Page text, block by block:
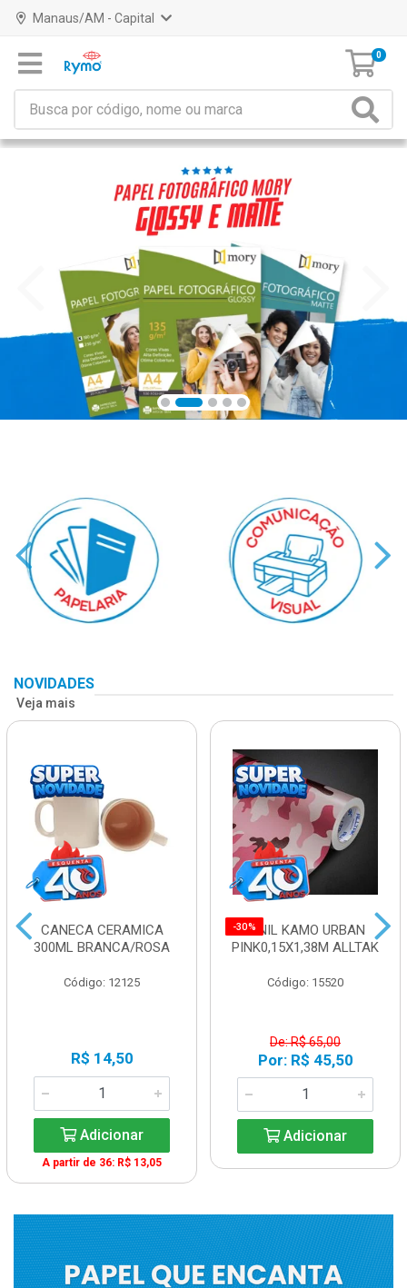
Manaus/AM - Capital
0
NOVIDADES
Veja mais
CANECA CERAMICA
300ML BRANCA/ROSA
Código: 12125
R$ 14,50
Adicionar
A partir de 36: R$ 13,05
-30%VINIL KAMO URBAN
PINK0,15X1,38M ALLTAK
Código: 15520
De: R$ 65,00
Por: R$ 45,50
Adicionar